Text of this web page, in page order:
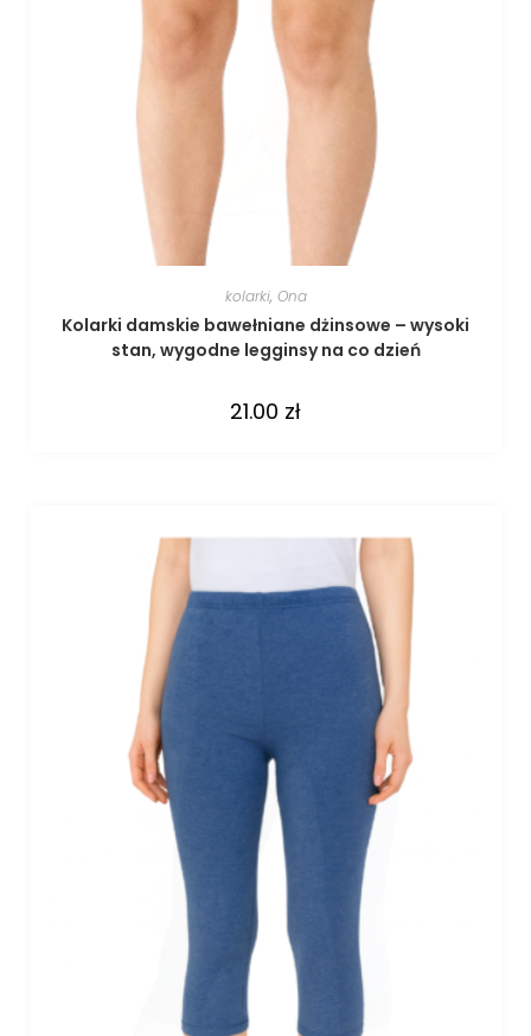
kolarki, Ona
Kolarki damskie bawełniane dżinsowe – wysoki
stan, wygodne legginsy na co dzień
21.00 zł